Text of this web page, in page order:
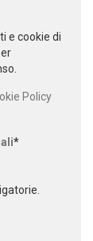
e cookie di
Policy
*